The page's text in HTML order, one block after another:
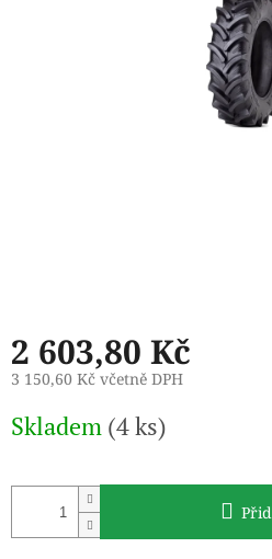
2 603,80 Kč
3 150,60 Kč včetně DPH
cena:
Skladem (4 ks)